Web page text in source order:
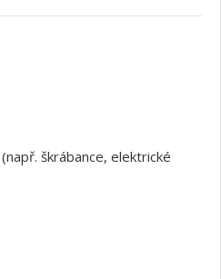
škrábance, elektrické